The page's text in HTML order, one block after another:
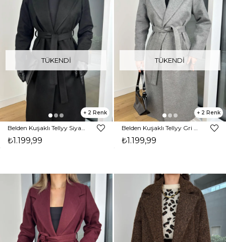
TÜKENDI
2
Belden Kuşaklı Tellyy Siyah Kadın Kaşe Kaban 25K423
₺1.199,99
TÜKENDI
2
Belden Kuşaklı Tellyy Gri Kadın Kaşe Kaban 25K423
₺1.199,99